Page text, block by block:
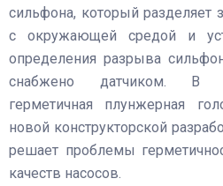
сильфона, который разделяет
с окружающей средой и
определения разрыва
снабжено датчиком. В
герметичная плунжерная
новой конструкторской
решает проблемы
качеств насосов.